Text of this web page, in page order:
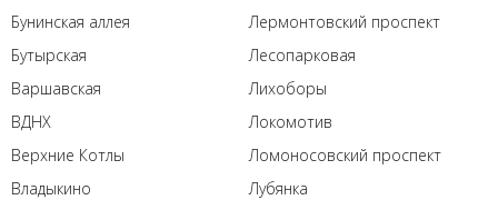
Бунинская аллея
Бутырская
Варшавская
ВДНХ
Верхние Котлы
Владыкино
Лермонтовский проспект
Лесопарковая
Лихоборы
Локомотив
Ломоносовский проспект
Лубянка